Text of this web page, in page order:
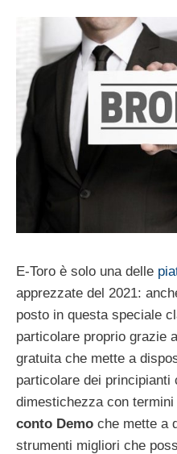
E-Toro è solo una delle
apprezzate del 2021:
posto in questa speciale
particolare proprio grazie
gratuita che mette a
particolare dei principianti
dimestichezza con termini
conto Demo che mette a
strumenti migliori che